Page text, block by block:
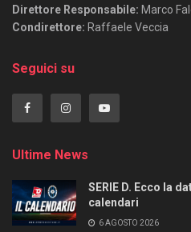
Direttore Responsabile: Marco
Condirettore: Raffaele Veccia
Seguici su
Ultime News
SERIE D. Ecco la
calendari
6 AGOSTO 2026